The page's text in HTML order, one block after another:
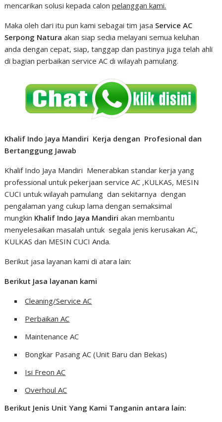
mencarikan solusi kepada calonpelanggan kami.
Maka oleh dari itu pun kami sebagai tim jasa Service AC
Serpong Naturaakan siap sedia melayani semua keluhan
anda dengan cepat, siap, tanggap dan pastinya juga telah ahli
di bagian perbaikan service AC di wilayah pamulang.
Khalif Indo Jaya Mandiri Kerja dengan Profesional dan
Bertanggung Jawab
Khalif Indo Jaya Mandiri Menerabkan standar kerja yang
professional untuk pekerjaan service AC ,KULKAS, MESIN
CUCI untuk wilayah pamulang dan sekitarnya dengan
pengalaman yang cukup lama dengan semaksimal
mungkin Khalif Indo Jaya Mandiriakan membantu
menyelesaikan masalah untuk segala jenis kerusakan AC,
KULKAS dan MESIN CUCI Anda.
Berikut jasa layanan kami di atara lain:
Berikut Jasa layanan kami
Cleaning/Service AC
Perbaikan AC
Maintenance AC
Bongkar Pasang AC (Unit Baru dan Bekas)
Isi Freon AC
Overhoul AC
Berikut Jenis Unit Yang Kami Tanganin antara lain: